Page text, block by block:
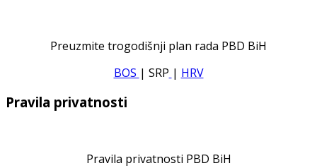
Preuzmite trogodišnji plan rada PBD BiH
BOS | SRP | HRV
Pravila privatnosti
Pravila privatnosti PBD BiH